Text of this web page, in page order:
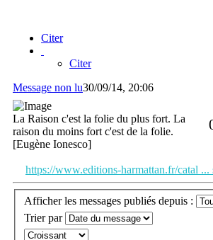
Citer
Citer
Message non lu30/09/14, 20:06
La Raison c'est la folie du plus fort. La
raison du moins fort c'est de la folie.
[Eugène Ionesco]
https://www.editions-harmattan.fr/catal ...
Afficher les messages publiés depuis :
Trier par